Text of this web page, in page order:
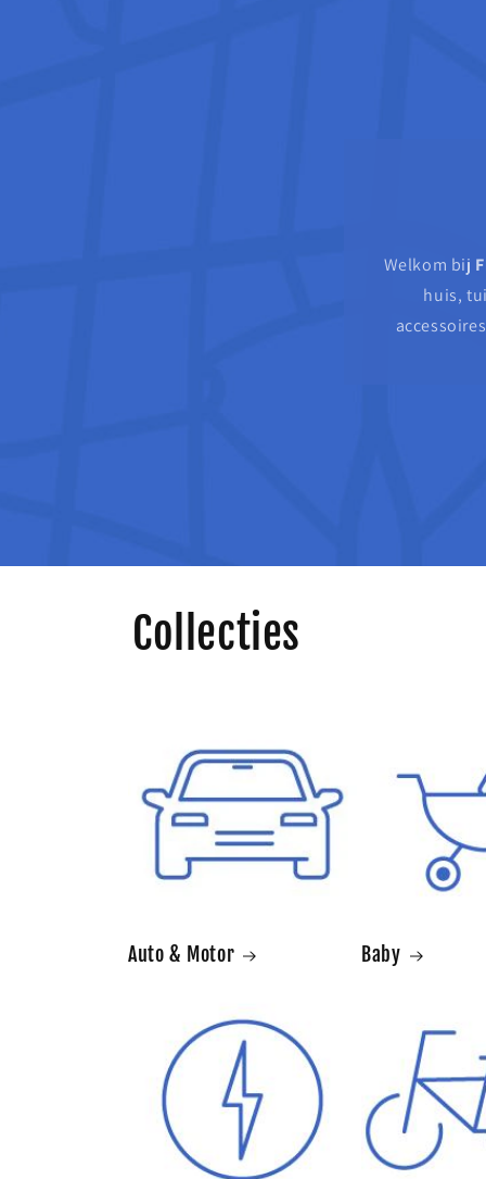
Welkom bij
huis,
Collecties
Auto & Motor Baby